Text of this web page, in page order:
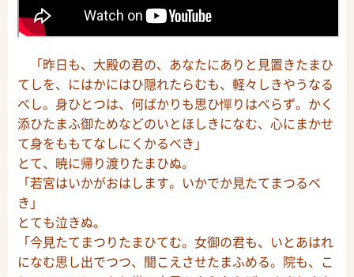
「昨日も、大殿の君の、あなたにありと見置きたまひ
てしを、にはかにはひ隠れたらむも、軽々しきやうなる
べし。身ひとつは、何ばかりも思ひ憚りはべらず。かく
添ひたまふ御ためなどのいとほしきになむ、心にまかせ
て身をももてなしにくかるべき」
とて、暁に帰り渡りたまひぬ。
「若宮はいかがおはします。いかでか見たてまつるべ
き」
とても泣きぬ。
「今見たてまつりたまひてむ。女御の君も、いとあはれ
になむ思し出でつつ、聞こえさせたまふめる。院も、こ